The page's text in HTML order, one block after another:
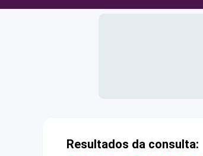
Resultados da consulta: